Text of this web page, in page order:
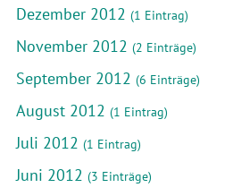
Dezember 2012 (1 Eintrag)
November 2012 (2 Einträge)
September 2012 (6 Einträge)
August 2012 (1 Eintrag)
Juli 2012 (1 Eintrag)
Juni 2012 (3 Einträge)